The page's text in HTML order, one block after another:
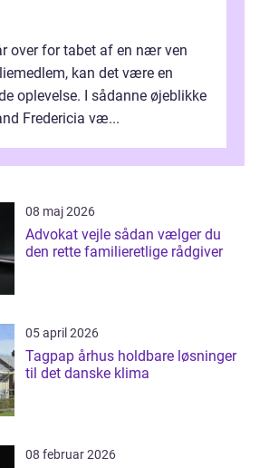
over for tabet af en nær ven
kan det være en
oplevelse. I sådanne øjeblikke
Fredericia væ...
08 maj 2026
Advokat vejle sådan vælger du
den rette familieretlige rådgiver
05 april 2026
Tagpap århus holdbare løsninger
til det danske klima
08 februar 2026